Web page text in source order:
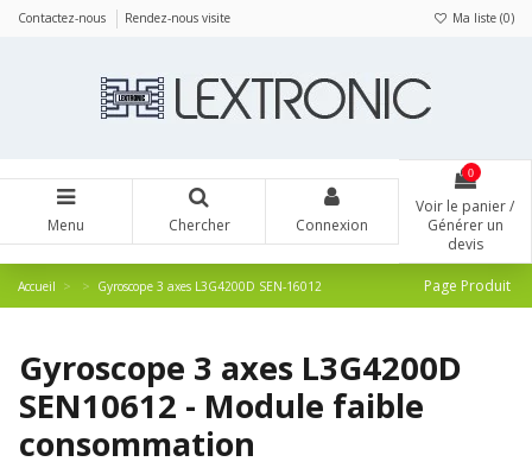
Contactez-nous Rendez-nous visite Ma liste (0)
Menu Chercher Connexion
0
Voir le panier /
Générer un
devis
Accueil Gyroscope 3 axes L3G4200D SEN-16012 Page Produit
Gyroscope 3 axes L3G4200D
SEN10612 - Module faible
consommation
Panneau de gestion des cookies